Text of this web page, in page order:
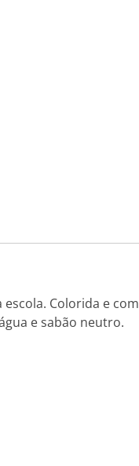
Colorida e com
e sabão neutro.